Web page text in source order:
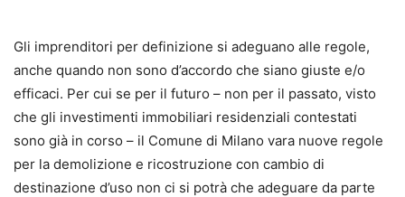
Gli imprenditori per definizione si adeguano alle regole,
anche quando non sono d’accordo che siano giuste e/o
efficaci. Per cui se per il futuro – non per il passato, visto
che gli investimenti immobiliari residenziali contestati
sono già in corso – il Comune di Milano vara nuove regole
per la demolizione e ricostruzione con cambio di
destinazione d’uso non ci si potrà che adeguare da parte